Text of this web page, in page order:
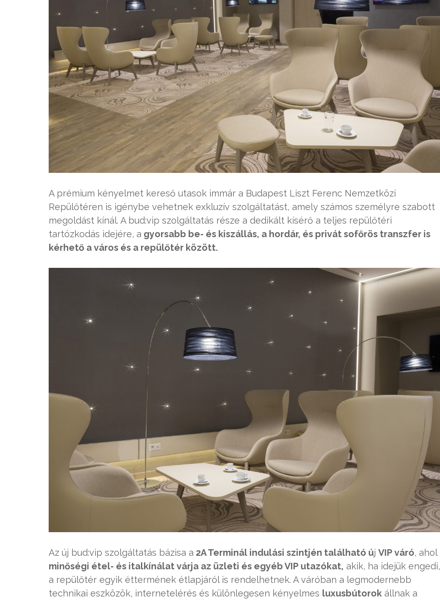
A prémium kényelmet kereső utasok immár a Budapest Liszt Ferenc Nemzetközi
Repülőtéren is igénybe vehetnek exkluzív szolgáltatást, amely számos személyre szabott
megoldást kínál. A bud:vip szolgáltatás része a dedikált kísérő a teljes repülőtéri
tartózkodás idejére, a gyorsabb be- és kiszállás, a hordár, és privát sofőrös transzfer is
kérhető a város és a repülőtér között.
Az új bud:vip szolgáltatás bázisa a 2A Terminál indulási szintjén található új VIP váró, ahol
minőségi étel- és italkínálat várja az üzleti és egyéb VIP utazókat, akik, ha idejük engedi,
a repülőtér egyik éttermének étlapjáról is rendelhetnek. A váróban a legmodernebb
technikai eszközök, internetelérés és különlegesen kényelmes luxusbútorok állnak a